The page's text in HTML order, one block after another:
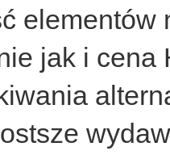
elementów
jak i